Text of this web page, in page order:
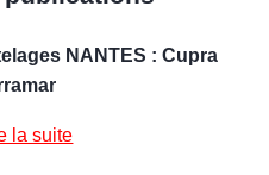
NANTES : Cupra
la suite